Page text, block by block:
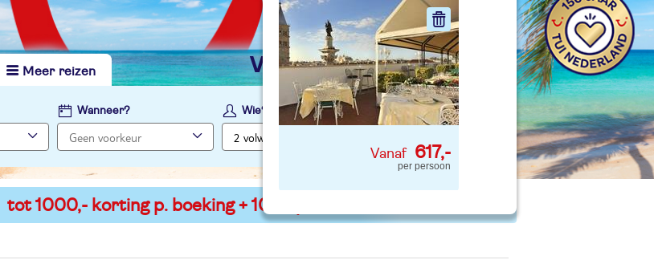
617,-
per persoon
Meer reizen vind jouw ideale vakantie
Wanneer? Wie?
tot 1000,- korting p. boeking + 100,- p. kind